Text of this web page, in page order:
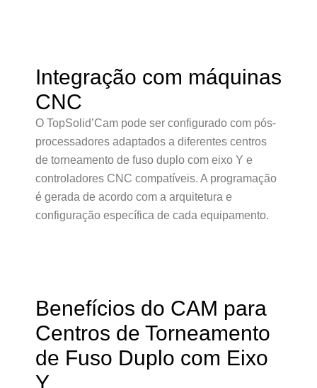
Integração com máquinas
CNC
O TopSolid’Cam pode ser configurado com pós-
processadores adaptados a diferentes centros
de torneamento de fuso duplo com eixo Y e
controladores CNC compatíveis. A programação
é gerada de acordo com a arquitetura e
configuração específica de cada equipamento.
Benefícios do CAM para
Centros de Torneamento
de Fuso Duplo com Eixo
Y